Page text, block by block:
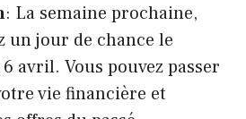
: La semaine prochaine,
un jour de chance le
avril. Vous pouvez passer
vie financière et